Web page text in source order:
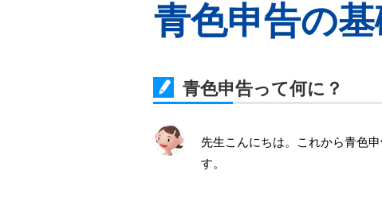
青色申告の
青色申告って何に？
先生こんにちは。これから青色
す。